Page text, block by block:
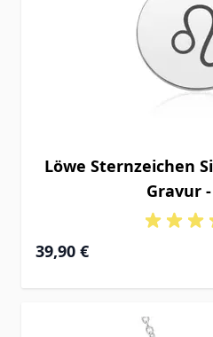
Löwe Sternzeichen
Gravur
39,90 €